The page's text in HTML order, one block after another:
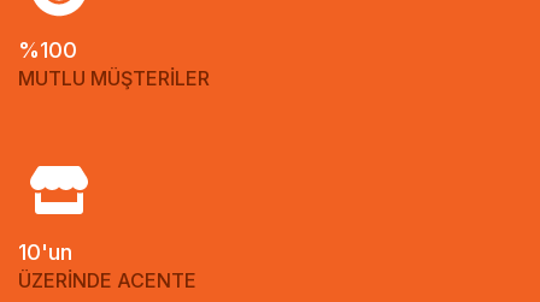
%100
MUTLU MÜŞTERİLER
10'un
ÜZERİNDE ACENTE